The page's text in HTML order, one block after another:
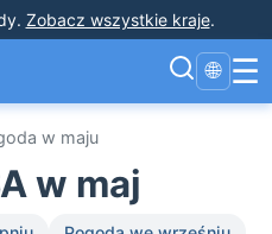
. Zobacz wszystkie kraje.
🌐 ☰
w maju
w maj